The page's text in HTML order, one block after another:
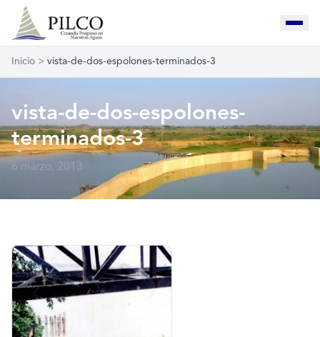
Inicio > vista-de-dos-espolones-terminados-3
vista-de-dos-espolones-
terminados-3
6 marzo, 2013